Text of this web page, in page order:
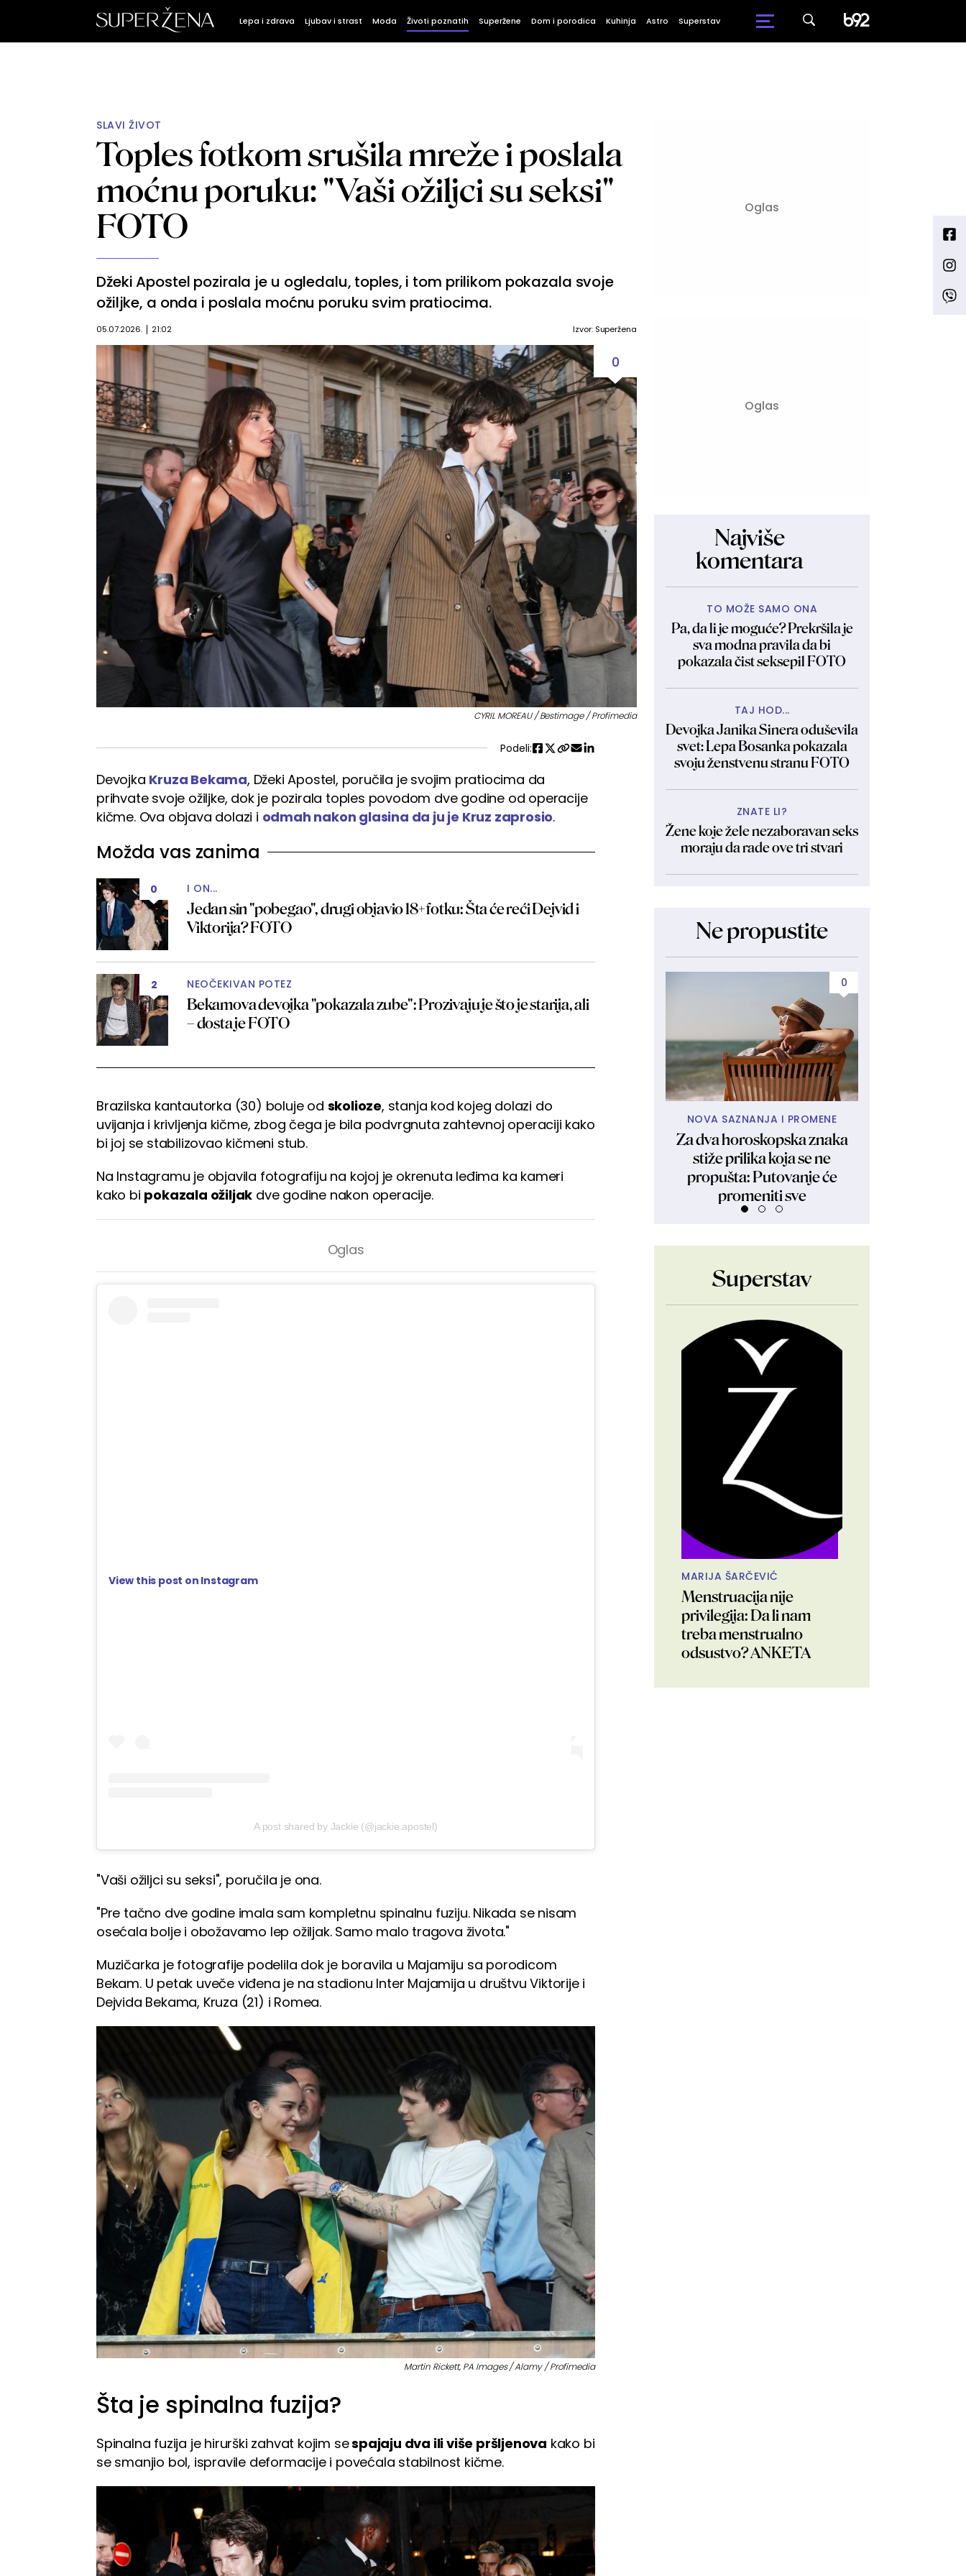
Lepa i zdrava Ljubav i strast Moda Životi poznatih Superžene Dom i porodica Kuhinja Astro Superstav
SLAVI ŽIVOT
Toples fotkom srušila mreže i poslala
moćnu poruku: "Vaši ožiljci su seksi"
FOTO
Džeki Apostel pozirala je u ogledalu, toples, i tom prilikom pokazala svoje
ožiljke, a onda i poslala moćnu poruku svim pratiocima.
05.07.2026. 21:02 Izvor: Superžena
0
CYRIL MOREAU / Bestimage / Profimedia
Podeli:
Devojka Kruza Bekama, Džeki Apostel, poručila je svojim pratiocima da
prihvate svoje ožiljke, dok je pozirala toples povodom dve godine od operacije
kičme. Ova objava dolazi i odmah nakon glasina da ju je Kruz zaprosio.
Možda vas zanima
0 I ON...
Jedan sin "pobegao", drugi objavio 18+ fotku: Šta će reći Dejvid i
Viktorija? FOTO
2 NEOČEKIVAN POTEZ
Bekamova devojka "pokazala zube": Prozivaju je što je starija, ali
– dosta je FOTO
Brazilska kantautorka (30) boluje od skolioze, stanja kod kojeg dolazi do
uvijanja i krivljenja kičme, zbog čega je bila podvrgnuta zahtevnoj operaciji kako
bi joj se stabilizovao kičmeni stub.
Na Instagramu je objavila fotografiju na kojoj je okrenuta leđima ka kameri
kako bi pokazala ožiljak dve godine nakon operacije.
View this post on Instagram
A post shared by Jackie (@jackie.apostel)
"Vaši ožiljci su seksi", poručila je ona.
"Pre tačno dve godine imala sam kompletnu spinalnu fuziju. Nikada se nisam
osećala bolje i obožavamo lep ožiljak. Samo malo tragova života."
Muzičarka je fotografije podelila dok je boravila u Majamiju sa porodicom
Bekam. U petak uveče viđena je na stadionu Inter Majamija u društvu Viktorije i
Dejvida Bekama, Kruza (21) i Romea.
Martin Rickett, PA Images / Alamy / Profimedia
Šta je spinalna fuzija?
Spinalna fuzija je hirurški zahvat kojim sespajaju dva ili više pršljenova kako bi
se smanjio bol, ispravile deformacije i povećala stabilnost kičme.
Najviše
komentara
TO MOŽE SAMO ONA
Pa, da li je moguće? Prekršila je
sva modna pravila da bi
pokazala čist seksepil FOTO
TAJ HOD...
Devojka Janika Sinera oduševila
svet: Lepa Bosanka pokazala
svoju ženstvenu stranu FOTO
ZNATE LI?
Žene koje žele nezaboravan seks
moraju da rade ove tri stvari
Ne propustite
0
NOVA SAZNANJA I PROMENE
Za dva horoskopska znaka
stiže prilika koja se ne
propušta: Putovanje će
promeniti sve
Superstav
MARIJA ŠARČEVIĆ
Menstruacija nije
privilegija: Da li nam
treba menstrualno
odsustvo? ANKETA